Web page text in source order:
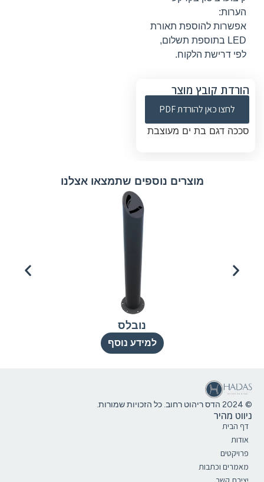
הערות:
אפשרות להוספת תאורת
LED בתוספת תשלום,
לפי דרישת הלקוח.
הורדת קובץ מוצר
לחצו כאן להורדת PDF
סככה דגם בת ים מעוצבת
מוצרים נוספים שתמצאו אצלנו
נובלס
למידע נוסף
© 2024 הדס ריהוט רחוב. כל הזכויות שמורות.
ניווט מהיר
דף הבית
אודות
פרויקטים
מאמרים וכתבות